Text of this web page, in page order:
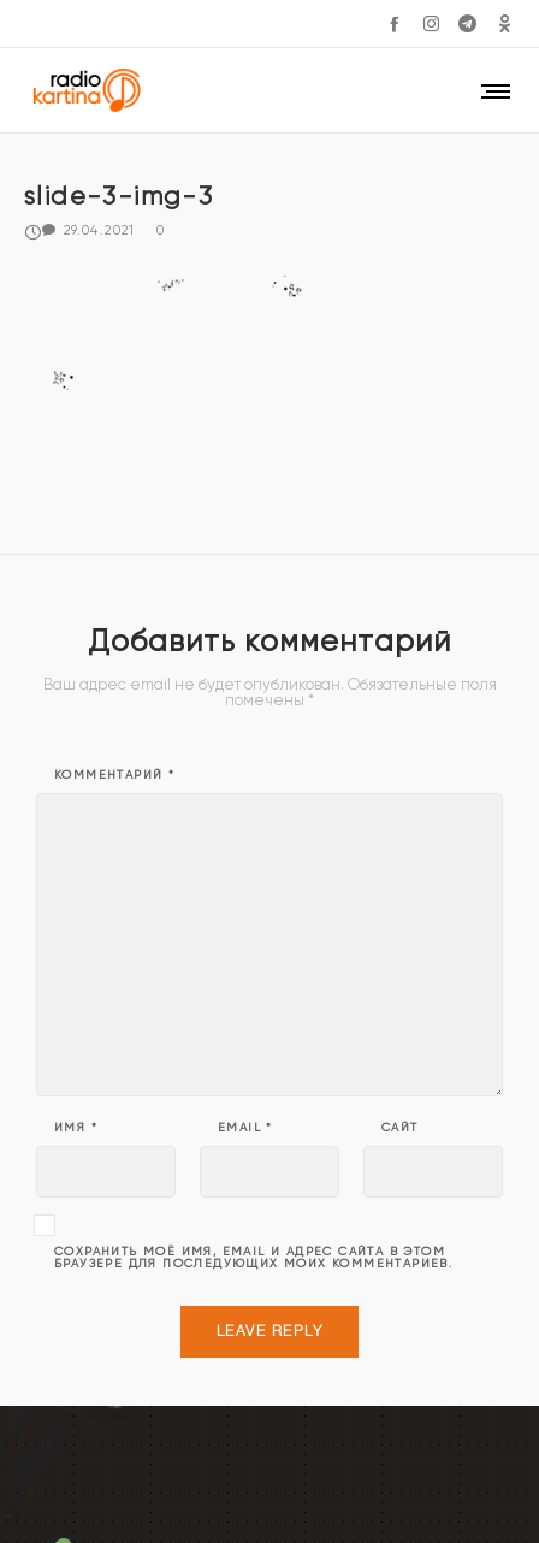
slide-3-img-3
29.04.2021 0
Добавить комментарий
Ваш адрес email не будет опубликован. Обязательные поля
помечены *
КОММЕНТАРИЙ *
ИМЯ * EMAIL* САЙТ
СОХРАНИТЬ МОЁ ИМЯ, EMAIL И АДРЕС САЙТА В ЭТОМ
БРАУЗЕРЕ ДЛЯ ПОСЛЕДУЮЩИХ МОИХ КОММЕНТАРИЕВ.